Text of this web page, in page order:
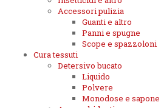
Accessori pulizia
Guanti e altro
Panni e spugne
Scope e spazzoloni
Cura tessuti
Detersivo bucato
Liquido
Polvere
Monodose e sapone